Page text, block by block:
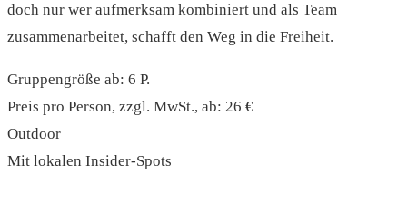
doch nur wer aufmerksam kombiniert und als Team
zusammenarbeitet, schafft den Weg in die Freiheit.
Gruppengröße ab: 6 P.
Preis pro Person, zzgl. MwSt., ab: 26 €
Outdoor
Mit lokalen Insider-Spots